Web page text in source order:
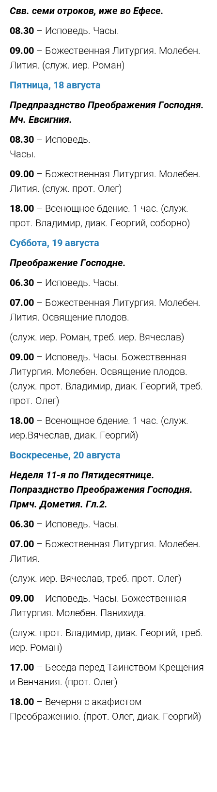
Свв. семи отроков, иже во Ефесе.
08.30 – Исповедь. Часы.
09.00 – Божественная Литургия. Молебен.
Лития. (служ. иер. Роман)
Пятница, 18 августа
Предпразднство Преображения Господня.
Мч. Евсигния.
08.30 – Исповедь.
Часы.
09.00 – Божественная Литургия. Молебен.
Лития. (служ. прот. Олег)
18.00 – Всенощное бдение. 1 час. (служ.
прот. Владимир, диак. Георгий, соборно)
Суббота, 19 августа
Преображение Господне.
06.30 – Исповедь. Часы.
07.00 – Божественная Литургия. Молебен.
Лития. Освящение плодов.
(служ. иер. Роман, треб. иер. Вячеслав)
09.00 – Исповедь. Часы. Божественная
Литургия. Молебен. Освящение плодов.
(служ. прот. Владимир, диак. Георгий, треб.
прот. Олег)
18.00 – Всенощное бдение. 1 час. (служ.
иер.Вячеслав, диак. Георгий)
Воскресенье, 20 августа
Неделя 11-я по Пятидесятнице.
Попразднство Преображения Господня.
Прмч. Дометия. Гл.2.
06.30 – Исповедь. Часы.
07.00 – Божественная Литургия. Молебен.
Лития.
(служ. иер. Вячеслав, треб. прот. Олег)
09.00 – Исповедь. Часы. Божественная
Литургия. Молебен. Панихида.
(служ. прот. Владимир, диак. Георгий, треб.
иер. Роман)
17.00 – Беседа перед Таинством Крещения
и Венчания. (прот. Олег)
18.00 – Вечерня с акафистом
Преображению. (прот. Олег, диак. Георгий)